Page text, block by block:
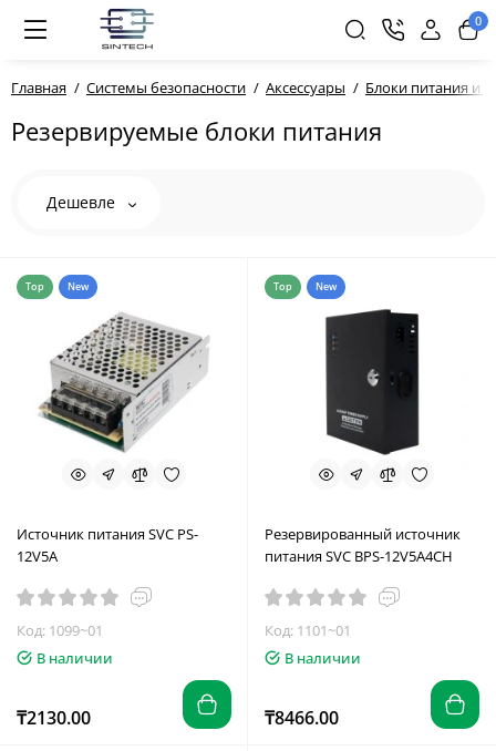
0
Главная Системы безопасности Аксессуары Блоки питания и
Резервируемые блоки питания
Дешевле
Top New
Источник питания SVC PS-
12V5A
Код: 1099~01
В наличии
₸2130.00
Top New
Резервированный источник
питания SVC BPS-12V5A4CH
Код: 1101~01
В наличии
₸8466.00